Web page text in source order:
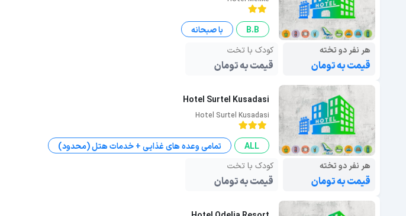
B.B
با صبحانه
هر نفر دو تخته
قیمت به تومان
کودک با تخت
قیمت به تومان
Hotel Surtel Kusadasi
Hotel Surtel Kusadasi
ALL
تمامی وعده های غذایی + خدمات هتل (محدود)
هر نفر دو تخته
قیمت به تومان
کودک با تخت
قیمت به تومان